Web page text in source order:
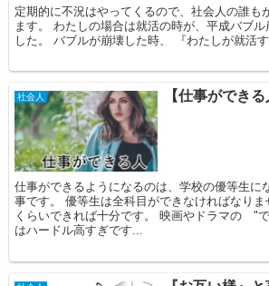
定期的に不況はやってくるので、社会人の誰も
ます。 わたしの場合は就活の時が、平成バブ
した。 バブルが崩壊した時、 『わたしが就活
社会人 【仕事ができ
仕事ができるようになるのは、学校の優等生に
事です。 優等生は全科目ができなければなりま
くらいできれば十分です。 映画やドラマの "
はハードル高すぎです...